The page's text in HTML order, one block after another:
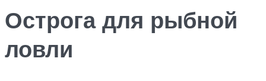
Острога для рыбной
ловли